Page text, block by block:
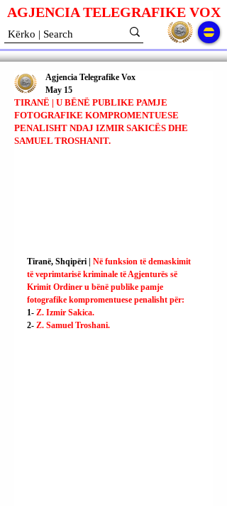
AGJENCIA TELEGRAFIKE VOX
TIRANË | U BËNË PUBLIKE PAMJE
FOTOGRAFIKE KOMPROMENTUESE
PENALISHT NDAJ IZMIR SAKICËS DHE
SAMUEL TROSHANIT.
Agjencia Telegrafike Vox
May 15
Tiranë, Shqipëri | Në funksion të demaskimit
të veprimtarisë kriminale të Agjenturës së
Krimit Ordiner u bënë publike pamje
fotografike kompromentuese penalisht për:
1- Z. Izmir Sakica.
2- Z. Samuel Troshani.